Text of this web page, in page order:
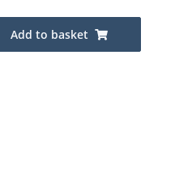
Add to basket